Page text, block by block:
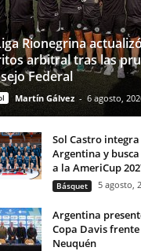
Rionegrina
arbitral tras las
Federal
Martín Gálvez - 6 agosto,
Sol Castro
Argentina y
a la AmeriCup
Básquet 5 agosto,
Argentina
Copa Davis
Neuquén